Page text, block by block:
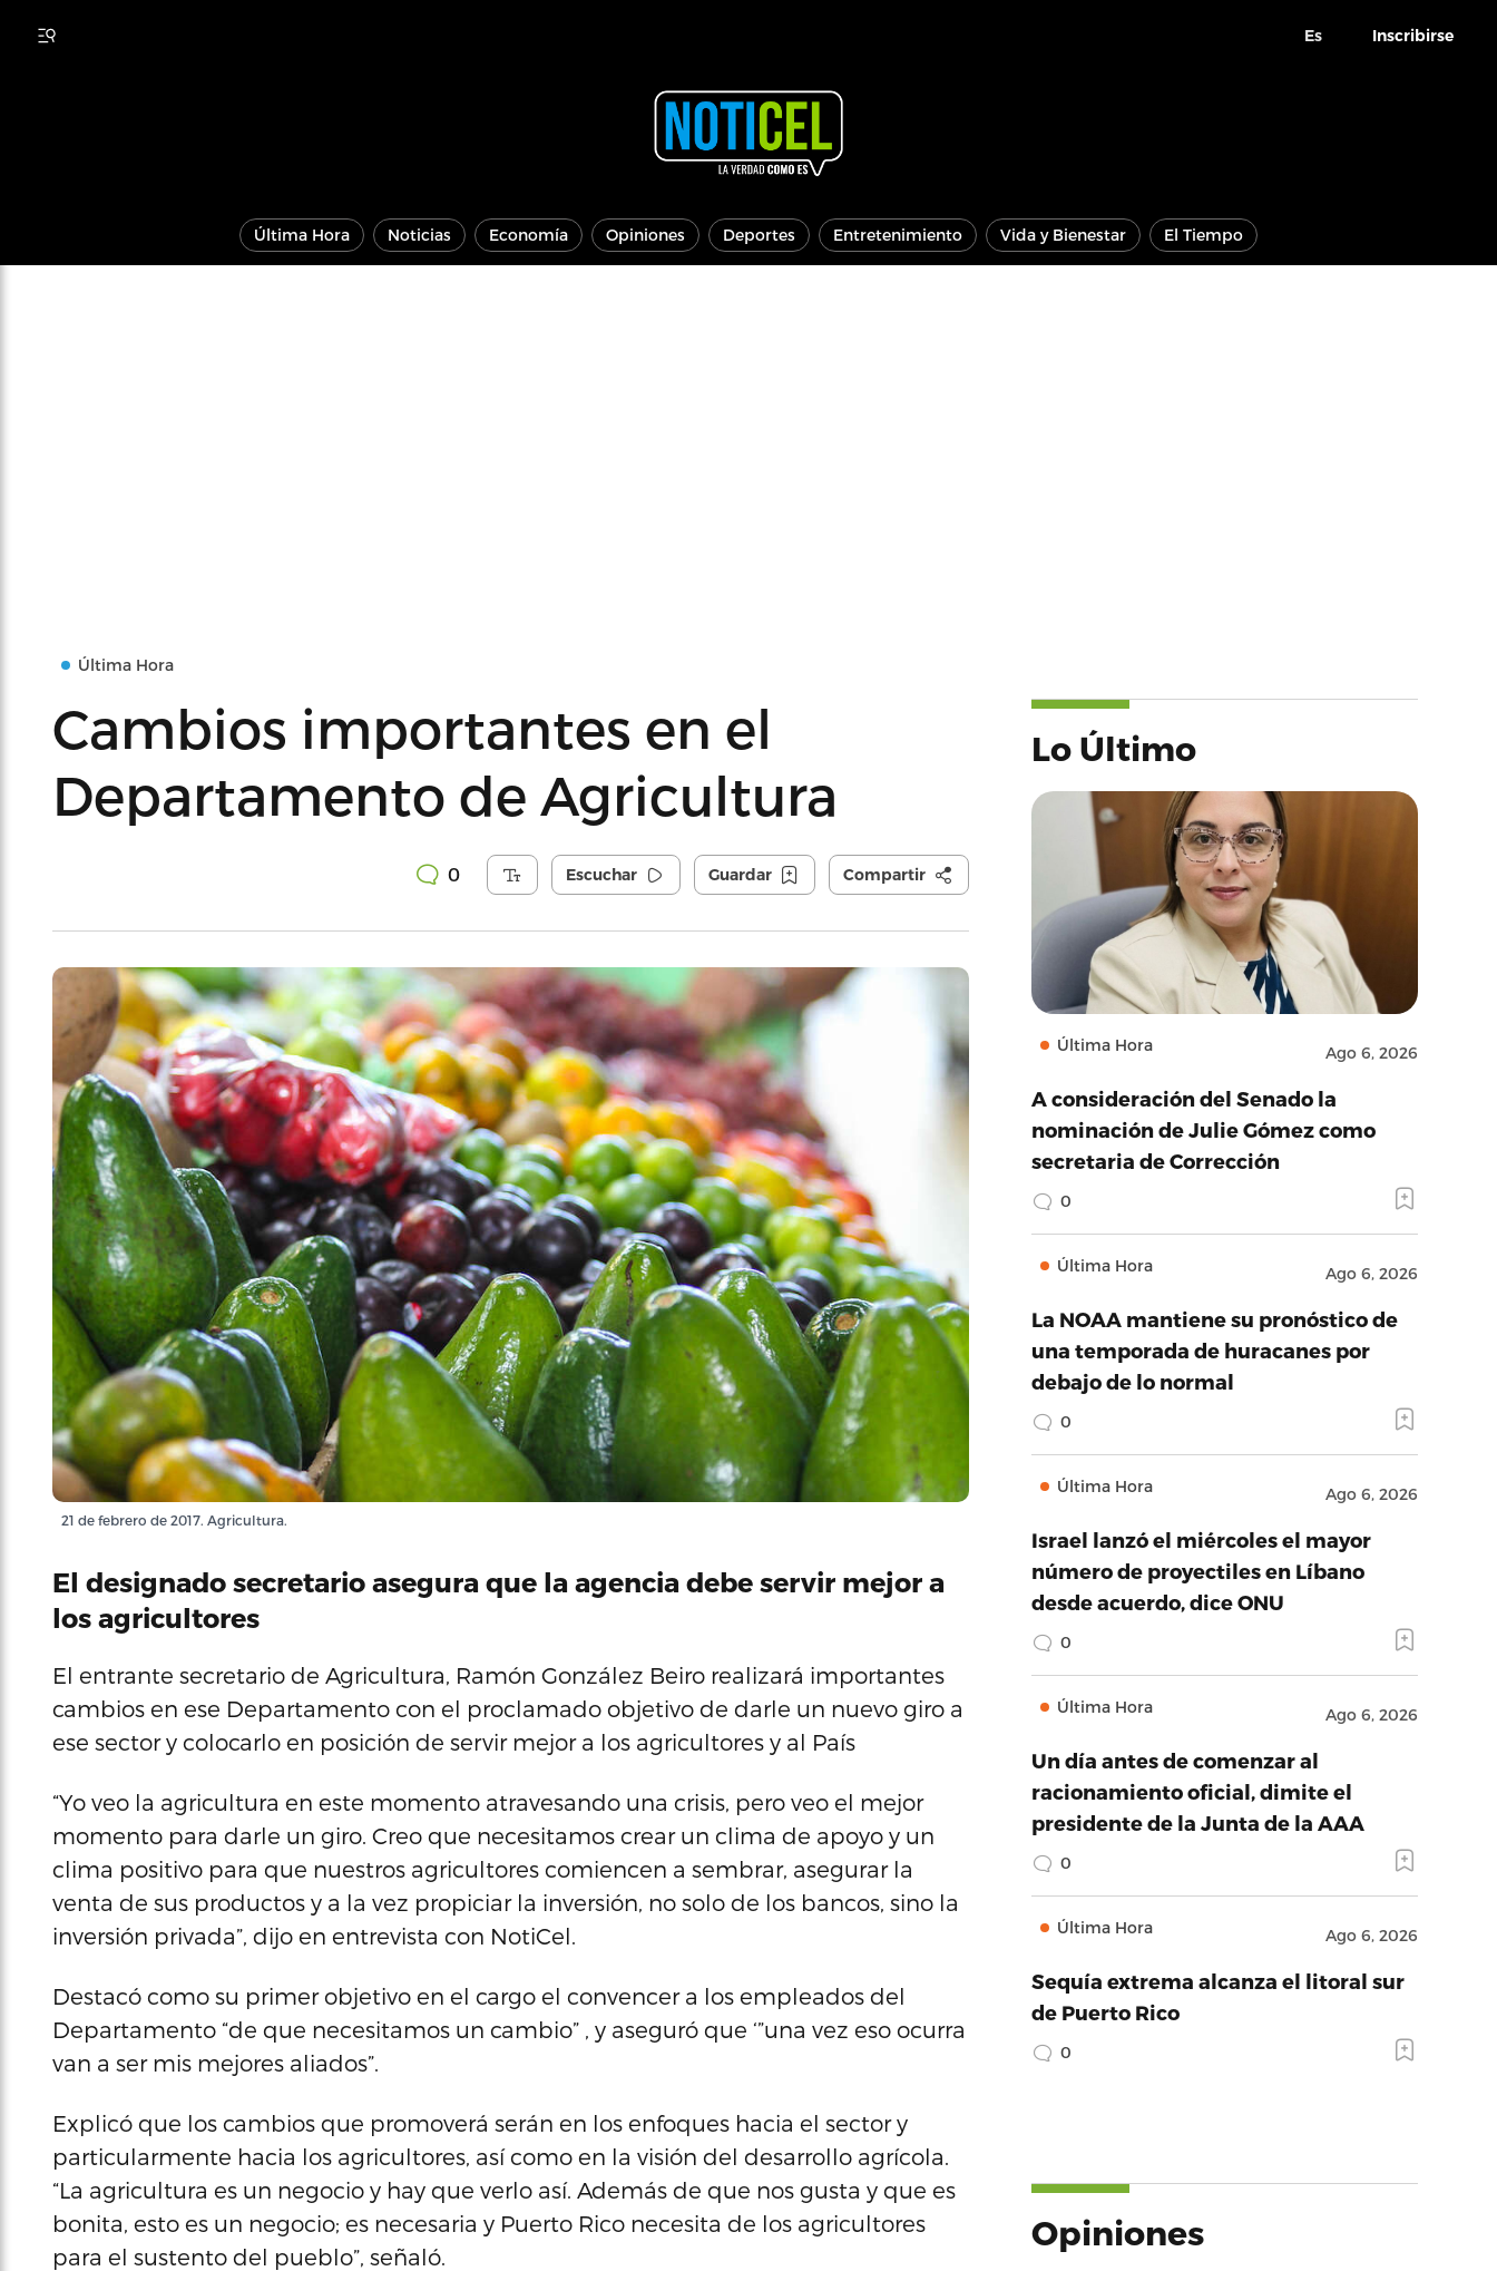
Es Inscribirse
Última Hora Noticias Economía Opiniones Deportes Entretenimiento Vida y Bienestar El Tiempo
Última Hora
Cambios importantes en el
Departamento de Agricultura
0 Escuchar Guardar Compartir
21 de febrero de 2017. Agricultura.
El designado secretario asegura que la agencia debe servir mejor a
los agricultores
El entrante secretario de Agricultura, Ramón González Beiro realizará importantes
cambios en ese Departamento con el proclamado objetivo de darle un nuevo giro a
ese sector y colocarlo en posición de servir mejor a los agricultores y al País
“Yo veo la agricultura en este momento atravesando una crisis, pero veo el mejor
momento para darle un giro. Creo que necesitamos crear un clima de apoyo y un
clima positivo para que nuestros agricultores comiencen a sembrar, asegurar la
venta de sus productos y a la vez propiciar la inversión, no solo de los bancos, sino la
inversión privada”, dijo en entrevista con NotiCel.
Destacó como su primer objetivo en el cargo el convencer a los empleados del
Departamento “de que necesitamos un cambio” , y aseguró que ‘”una vez eso ocurra
van a ser mis mejores aliados”.
Explicó que los cambios que promoverá serán en los enfoques hacia el sector y
particularmente hacia los agricultores, así como en la visión del desarrollo agrícola.
“La agricultura es un negocio y hay que verlo así. Además de que nos gusta y que es
bonita, esto es un negocio; es necesaria y Puerto Rico necesita de los agricultores
para el sustento del pueblo”, señaló.
Lo Último
Última Hora Ago 6, 2026
A consideración del Senado la
nominación de Julie Gómez como
secretaria de Corrección
0
Última Hora Ago 6, 2026
La NOAA mantiene su pronóstico de
una temporada de huracanes por
debajo de lo normal
0
Última Hora Ago 6, 2026
Israel lanzó el miércoles el mayor
número de proyectiles en Líbano
desde acuerdo, dice ONU
0
Última Hora Ago 6, 2026
Un día antes de comenzar al
racionamiento oficial, dimite el
presidente de la Junta de la AAA
0
Última Hora Ago 6, 2026
Sequía extrema alcanza el litoral sur
de Puerto Rico
0
Opiniones